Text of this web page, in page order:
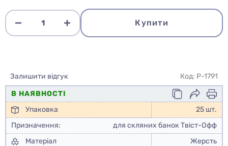
Купити
Залишити відгук
Код: P-1791
В НАЯВНОСТІ
Упаковка
25 шт.
Призначення:
для скляних банок Твіст-Офф
Матеріал
Жерсть